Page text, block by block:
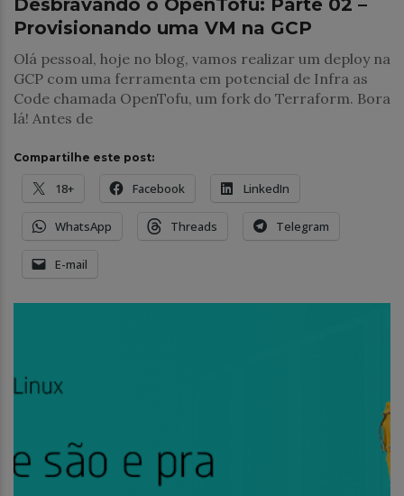
Desbravando o OpenTofu: Parte 02 –
Provisionando uma VM na GCP
Olá pessoal, hoje no blog, vamos realizar um deploy na
GCP com uma ferramenta em potencial de Infra as
Code chamada OpenTofu, um fork do Terraform. Bora
lá! Antes de
Compartilhe este post:
18+ Facebook LinkedIn
WhatsApp Threads Telegram
E-mail